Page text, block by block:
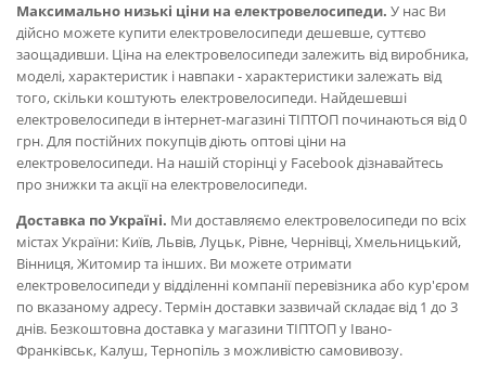
Максимально низькі ціни на електровелосипеди. У нас Ви
дійсно можете купити електровелосипеди дешевше, суттєво
заощадивши. Ціна на електровелосипеди залежить від виробника,
моделі, характеристик і навпаки - характеристики залежать від
того, скільки коштують електровелосипеди. Найдешевші
електровелосипеди в інтернет-магазині ТІПТОП починаються від 0
грн. Для постійних покупців діють оптові ціни на
електровелосипеди. На нашій сторінці у Facebook дізнавайтесь
про знижки та акції на електровелосипеди.
Доставка по Україні. Ми доставляємо електровелосипеди по всіх
містах України: Київ, Львів, Луцьк, Рівне, Чернівці, Хмельницький,
Вінниця, Житомир та інших. Ви можете отримати
електровелосипеди у відділенні компанії перевізника або кур'єром
по вказаному адресу. Термін доставки зазвичай складає від 1 до 3
днів. Безкоштовна доставка у магазини ТІПТОП у Івано-
Франківськ, Калуш, Тернопіль з можливістю самовивозу.